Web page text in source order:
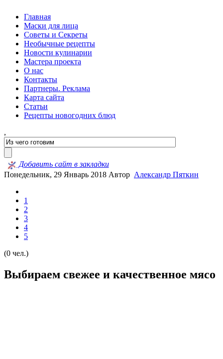
Главная
Маски для лица
Советы и Секреты
Необычные рецепты
Новости кулинарии
Мастера проекта
О нас
Контакты
Партнеры. Реклама
Карта сайта
Статьи
Рецепты новогодних блюд
,
Добавить сайт в закладки
Понедельник, 29 Январь 2018 Автор Александр Пяткин
1
2
3
4
5
(0 чел.)
Выбираем свежее и качественное мясо